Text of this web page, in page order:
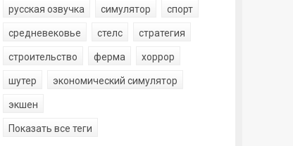
русская озвучка симулятор спорт
средневековье стелс стратегия
строительство ферма хоррор
шутер экономический симулятор
экшен
Показать все теги